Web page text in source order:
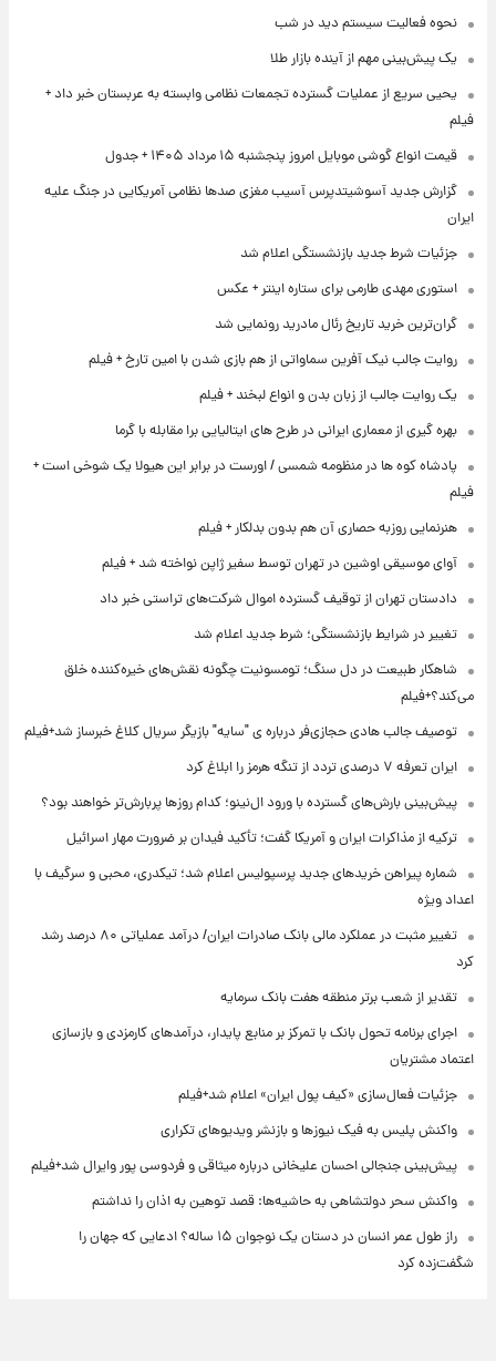
نحوه فعالیت سیستم دید در شب
یک پیش‌بینی مهم از آینده بازار طلا
یحیی سریع از عملیات گسترده تجمعات نظامی وابسته به عربستان خبر داد +
فیلم
قیمت انواع گوشی موبایل امروز پنجشنبه ۱۵ مرداد ۱۴۰۵ + جدول
گزارش جدید آسوشیتدپرس آسیب مغزی صدها نظامی آمریکایی در جنگ علیه
ایران
جزئیات شرط جدید بازنشستگی اعلام شد
استوری مهدی طارمی برای ستاره اینتر + عکس
گران‌ترین خرید تاریخ رئال مادرید رونمایی شد
روایت جالب نیک آفرین سماواتی از هم بازی شدن با امین تارخ + فیلم
یک روایت جالب از زبان بدن و انواع لبخند + فیلم
بهره گیری از معماری ایرانی در طرح های ایتالیایی برا مقابله با گرما
پادشاه کوه ها در منظومه شمسی / اورست در برابر این هیولا یک شوخی است +
فیلم
هنرنمایی روزبه حصاری آن هم بدون بدلکار + فیلم
آوای موسیقی اوشین در تهران توسط سفیر ژاپن نواخته شد + فیلم
دادستان تهران از توقیف گسترده اموال شرکت‌های تراستی خبر داد
تغییر در شرایط بازنشستگی؛ شرط جدید اعلام شد
شاهکار طبیعت در دل سنگ؛ تومسونیت چگونه نقش‌های خیره‌کننده خلق
می‌کند؟+فیلم
توصیف جالب هادی حجازی‌فر درباره ی "سایه" بازیگر سریال کلاغ خبرساز شد+فیلم
ایران تعرفه ۷ درصدی تردد از تنگه هرمز را ابلاغ کرد
پیش‌بینی بارش‌های گسترده با ورود ال‌نینو؛ کدام روزها پربارش‌تر خواهند بود؟
ترکیه از مذاکرات ایران و آمریکا گفت؛ تأکید فیدان بر ضرورت مهار اسرائیل
شماره پیراهن خریدهای جدید پرسپولیس اعلام شد؛ تیکدری، محبی و سرگیف با
اعداد ویژه
تغییر مثبت در عملکرد مالی بانک صادرات ایران/ درآمد عملیاتی ۸۰ درصد رشد
کرد
تقدیر از شعب برتر منطقه هفت بانک سرمایه
اجرای برنامه تحول بانک با تمرکز بر منابع پایدار، درآمدهای کارمزدی و بازسازی
اعتماد مشتریان
جزئیات فعال‌سازی «کیف پول ایران» اعلام شد+فیلم
واکنش پلیس به فیک نیوزها و بازنشر ویدیوهای تکراری
پیش‌بینی جنجالی احسان علیخانی درباره میثاقی و فردوسی پور وایرال شد+فیلم
واکنش سحر دولتشاهی به حاشیه‌ها: قصد توهین به اذان را نداشتم
راز طول عمر انسان در دستان یک نوجوان ۱۵ ساله؟ ادعایی که جهان را
شگفت‌زده کرد